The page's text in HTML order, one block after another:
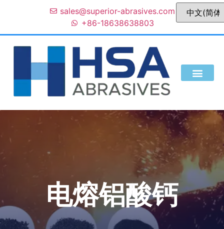
sales@superior-abrasives.com
+86-18638638803
电熔铝酸钙